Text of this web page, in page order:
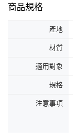
商品規格
產地
材質
適用對象
規格
注意事項